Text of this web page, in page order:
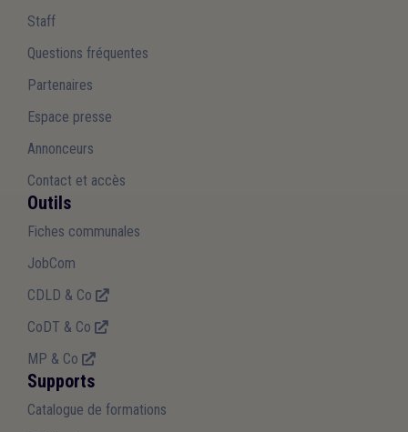
Staff
Questions fréquentes
Partenaires
Espace presse
Annonceurs
Contact et accès
Outils
Fiches communales
JobCom
CDLD & Co
CoDT & Co
MP & Co
Supports
Catalogue de formations